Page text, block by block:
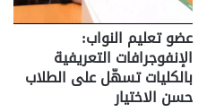
عضو تعليم النواب:
الإنفوجرافات التعريفية
بالكليات تسهّل على الطلاب
حسن الاختيار